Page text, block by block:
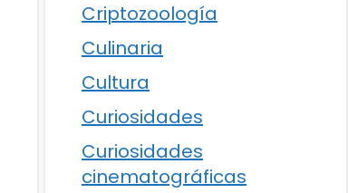
Criptozoología
Culinaria
Cultura
Curiosidades
Curiosidades
cinematográficas